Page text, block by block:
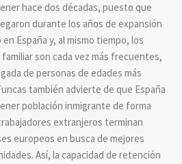
hace dos décadas, puesto que
durante los años de expansión
España y, al mismo tiempo, los
son cada vez más frecuentes,
de personas de edades más
también advierte de que España
población inmigrante de forma
extranjeros terminan
europeos en busca de mejores
Así, la capacidad de retención